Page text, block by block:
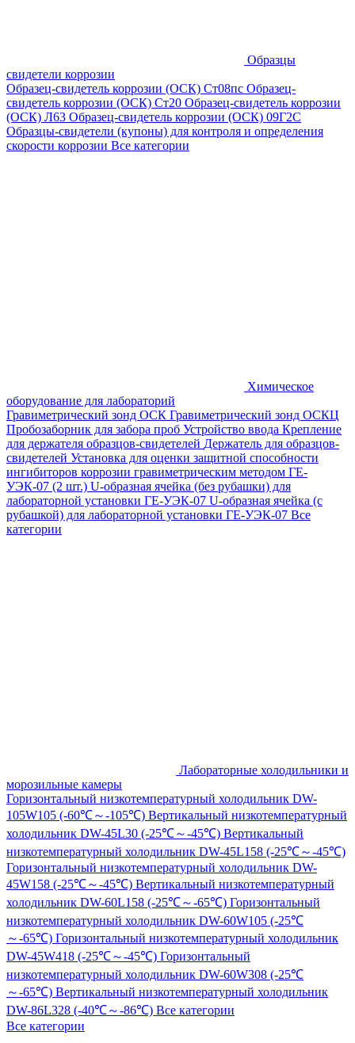
Образцы
свидетели коррозии
Образец-свидетель коррозии (ОСК) Ст08пс Образец-
свидетель коррозии (ОСК) Ст20 Образец-свидетель коррозии
(ОСК) Л63 Образец-свидетель коррозии (ОСК) 09Г2С
Образцы-свидетели (купоны) для контроля и определения
скорости коррозии Все категории
Химическое
оборудование для лабораторий
Гравиметрический зонд ОСК Гравиметрический зонд ОСКЦ
Пробозаборник для забора проб Устройство ввода Крепление
для держателя образцов-свидетелей Держатель для образцов-
свидетелей Установка для оценки защитной способности
ингибиторов коррозии гравиметрическим методом ГЕ-
УЭК-07 (2 шт.) U-образная ячейка (без рубашки) для
лабораторной установки ГЕ-УЭК-07 U-образная ячейка (с
рубашкой) для лабораторной установки ГЕ-УЭК-07 Все
категории
Лабораторные холодильники и
морозильные камеры
Горизонтальный низкотемпературный холодильник DW-
105W105 (-60℃～-105℃) Вертикальный низкотемпературный
холодильник DW-45L30 (-25℃～-45℃) Вертикальный
низкотемпературный холодильник DW-45L158 (-25℃～-45℃)
Горизонтальный низкотемпературный холодильник DW-
45W158 (-25℃～-45℃) Вертикальный низкотемпературный
холодильник DW-60L158 (-25℃～-65℃) Горизонтальный
низкотемпературный холодильник DW-60W105 (-25℃
～-65℃) Горизонтальный низкотемпературный холодильник
DW-45W418 (-25℃～-45℃) Горизонтальный
низкотемпературный холодильник DW-60W308 (-25℃
～-65℃) Вертикальный низкотемпературный холодильник
DW-86L328 (-40℃～-86℃) Все категории
Все категории